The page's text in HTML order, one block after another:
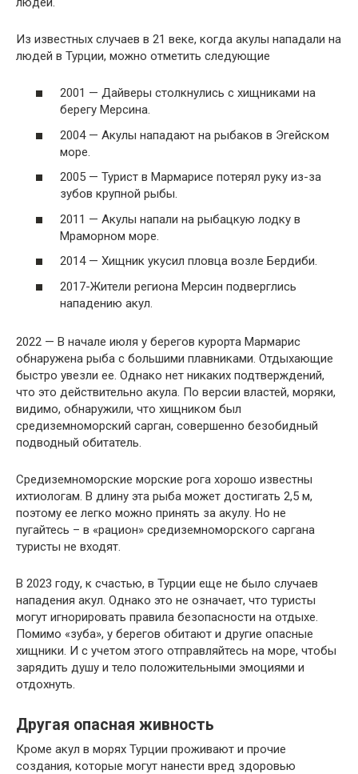
Из известных случаев в 21 веке, когда акулы нападали на
людей в Турции, можно отметить следующие
2001 — Дайверы столкнулись с хищниками на
берегу Мерсина.
2004 — Акулы нападают на рыбаков в Эгейском
море.
2005 — Турист в Мармарисе потерял руку из-за
зубов крупной рыбы.
2011 — Акулы напали на рыбацкую лодку в
Мраморном море.
2014 — Хищник укусил пловца возле Бердиби.
2017-Жители региона Мерсин подверглись
нападению акул.
2022 — В начале июля у берегов курорта Мармарис
обнаружена рыба с большими плавниками. Отдыхающие
быстро увезли ее. Однако нет никаких подтверждений,
что это действительно акула. По версии властей, моряки,
видимо, обнаружили, что хищником был
средиземноморский сарган, совершенно безобидный
подводный обитатель.
Средиземноморские морские рога хорошо известны
ихтиологам. В длину эта рыба может достигать 2,5 м,
поэтому ее легко можно принять за акулу. Но не
пугайтесь – в «рацион» средиземноморского саргана
туристы не входят.
В 2023 году, к счастью, в Турции еще не было случаев
нападения акул. Однако это не означает, что туристы
могут игнорировать правила безопасности на отдыхе.
Помимо «зуба», у берегов обитают и другие опасные
хищники. И с учетом этого отправляйтесь на море, чтобы
зарядить душу и тело положительными эмоциями и
отдохнуть.
Другая опасная живность
Кроме акул в морях Турции проживают и прочие
создания, которые могут нанести вред здоровью